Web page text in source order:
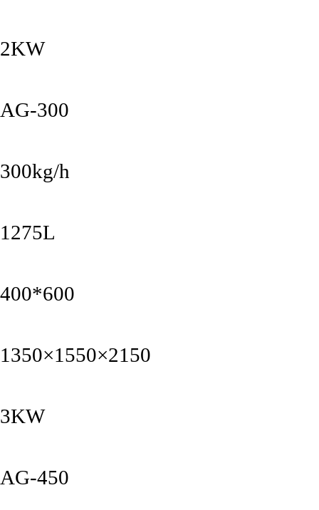
2KW
AG-300
300kg/h
1275L
400*600
1350×1550×2150
3KW
AG-450